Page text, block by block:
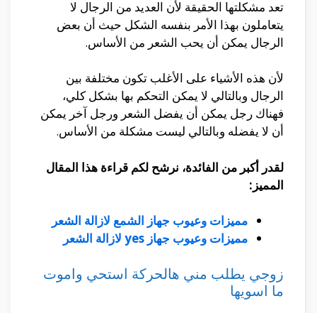
تعد مشكلتها الحقيقة لأن العديد من الرجال لا
يتعاملون بهذا الأمر بنفسه الشكل حيث أن بعض
الرجال يمكن أن يحب الشعر من الأساس.
لأن هذه الأشياء على الأغلب تكون مختلفة بين
الرجال وبالتالي لا يمكن التحكم بها بشكل كلي،
فهناك رجل يمكن أن يفضل الشعر ورجل آخر يمكن
أن لا يفضله وبالتالي ليست مشكلة من الأساس.
لقدر أكبر من الفائدة، نرشح لكم قراءة هذا المقال
المميز:
مميزات وعيوب جهاز الشمع لازالة الشعر
مميزات وعيوب جهاز yes لازالة الشعر
زوجي يطلب مني هالحركة استحي واموت
ما اسويها